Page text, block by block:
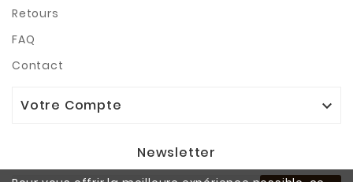
Retours
FAQ
Contact
Votre Compte 
Newsletter